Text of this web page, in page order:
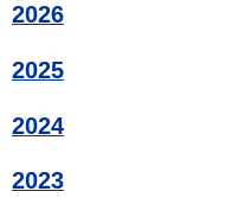
2026
2025
2024
2023